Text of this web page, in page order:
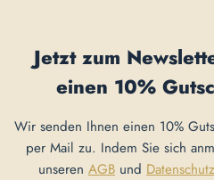
Jetzt zum
einen 10%
Wir senden Ihnen einen 10%
per Mail zu. Indem Sie sich
unseren AGB und